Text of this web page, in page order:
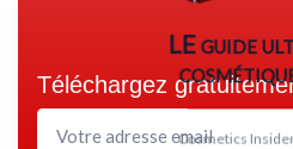
LE guide
Cosmetics
Téléchargez